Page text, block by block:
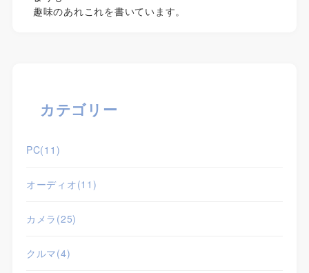
趣味のあれこれを書いています。
カテゴリー
PC(11)
オーディオ(11)
カメラ (25)
クルマ(4)